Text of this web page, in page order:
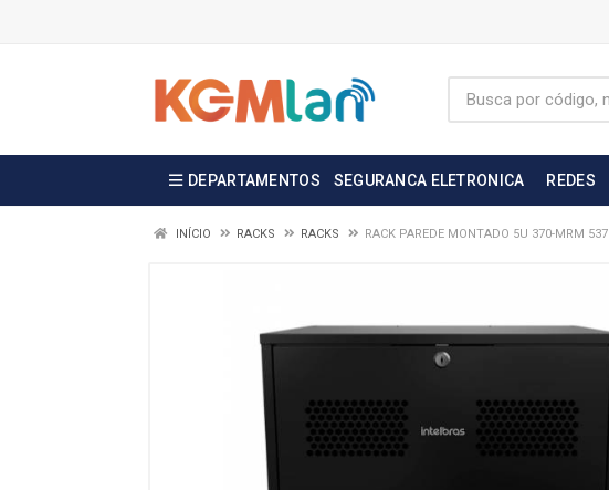
DEPARTAMENTOS SEGURANCA ELETRONICA REDES
INÍCIO RACKS RACKS RACK PAREDE MONTADO 5U 370-MRM 537